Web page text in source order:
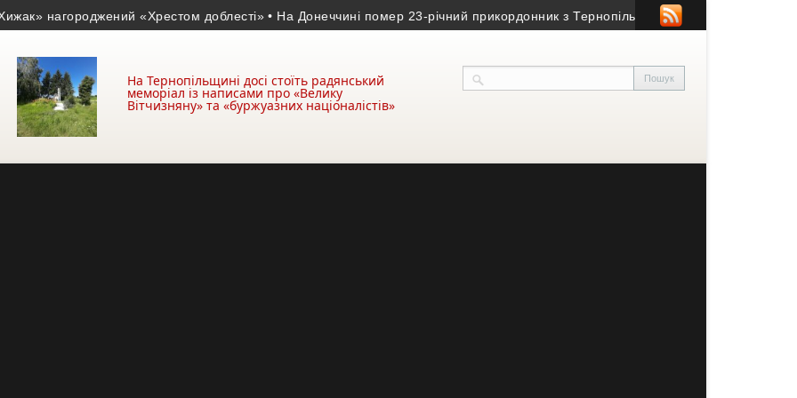
«Хрестом доблесті» • На Донеччині помер 23-річний прикордонник з Тернопільщини • Ексголкіпер
На Тернопільщині досі стоїть радянський
меморіал із написами про «Велику
Вітчизняну» та «буржуазних націоналістів»